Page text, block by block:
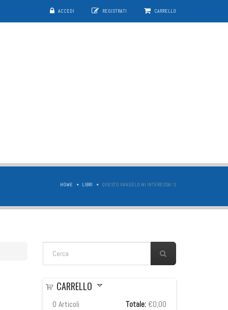
ACCEDI REGISTRATI CARRELLO
HOME LIBRI QUESTO VANGELO MI INTERESSA! 3
FORM DI RICERCA
CARRELLO
0 Articoli Totale: €0,00